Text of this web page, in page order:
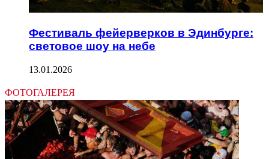
Фестиваль фейерверков в Эдинбурге:
световое шоу на небе
13.01.2026
ФОТОГАЛЕРЕЯ